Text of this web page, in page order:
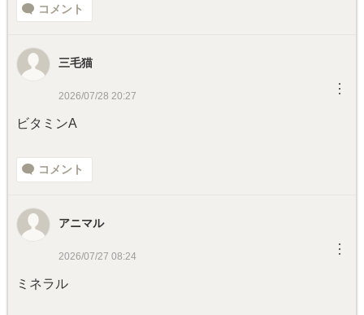
コメント
三毛猫
2026/07/28 20:27 ︙
ビタミンA
コメント
アニマル
2026/07/27 08:24 ︙
ミネラル